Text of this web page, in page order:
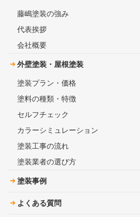
藤嶋塗装の強み
代表挨拶
会社概要
外壁塗装・屋根塗装
塗装プラン・価格
塗料の種類・特徴
セルフチェック
カラーシミュレーション
塗装工事の流れ
塗装業者の選び方
塗装事例
よくある質問